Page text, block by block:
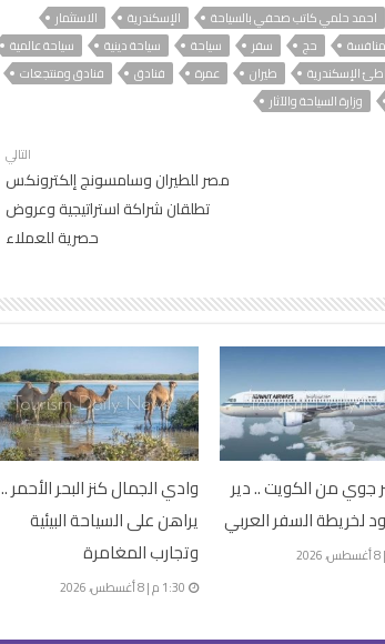
احمد حلمي كاتب صحفي بالسياحة الإسكندرية
الاستثمار
حج سفر سياحة سياحة دينية
سياحة عالمية
الإسكندرية طيران عمرة فنادق
فنادق ومنتجعات
وزارة السياحة والآثار
التالي
مصر للطيران وسامسونج إلكترونكس
تطلقان شراكة استراتيجية وعروض
حصرية للعملاء
جوي من الكويت .. دير
لخريطة السفر العربي
وادي الجمال كنز البحر الأحمر ..
يراهن على السياحة البيئية
وتجارب المغامرة
1:30 م | 8 أغسطس، 2026